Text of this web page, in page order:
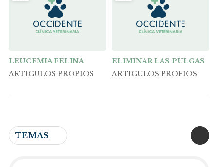
TEMAS
LEUCEMIA FELINA
ARTICULOS PROPIOS
ELIMINAR LAS PULGAS
ARTICULOS PROPIOS